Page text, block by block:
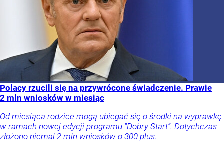
Polacy rzucili się na przywrócone świadczenie. Prawie
2 mln wniosków w miesiąc
Od miesiąca rodzice mogą ubiegać się o środki na wyprawkę
w ramach nowej edycji programu “Dobry Start”. Dotychczas
złożono niemal 2 mln wniosków o 300 plus.